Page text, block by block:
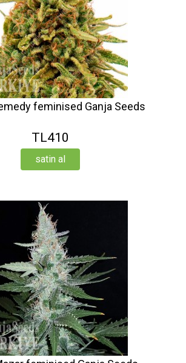
feminised Ganja Seeds
TL410
satin al